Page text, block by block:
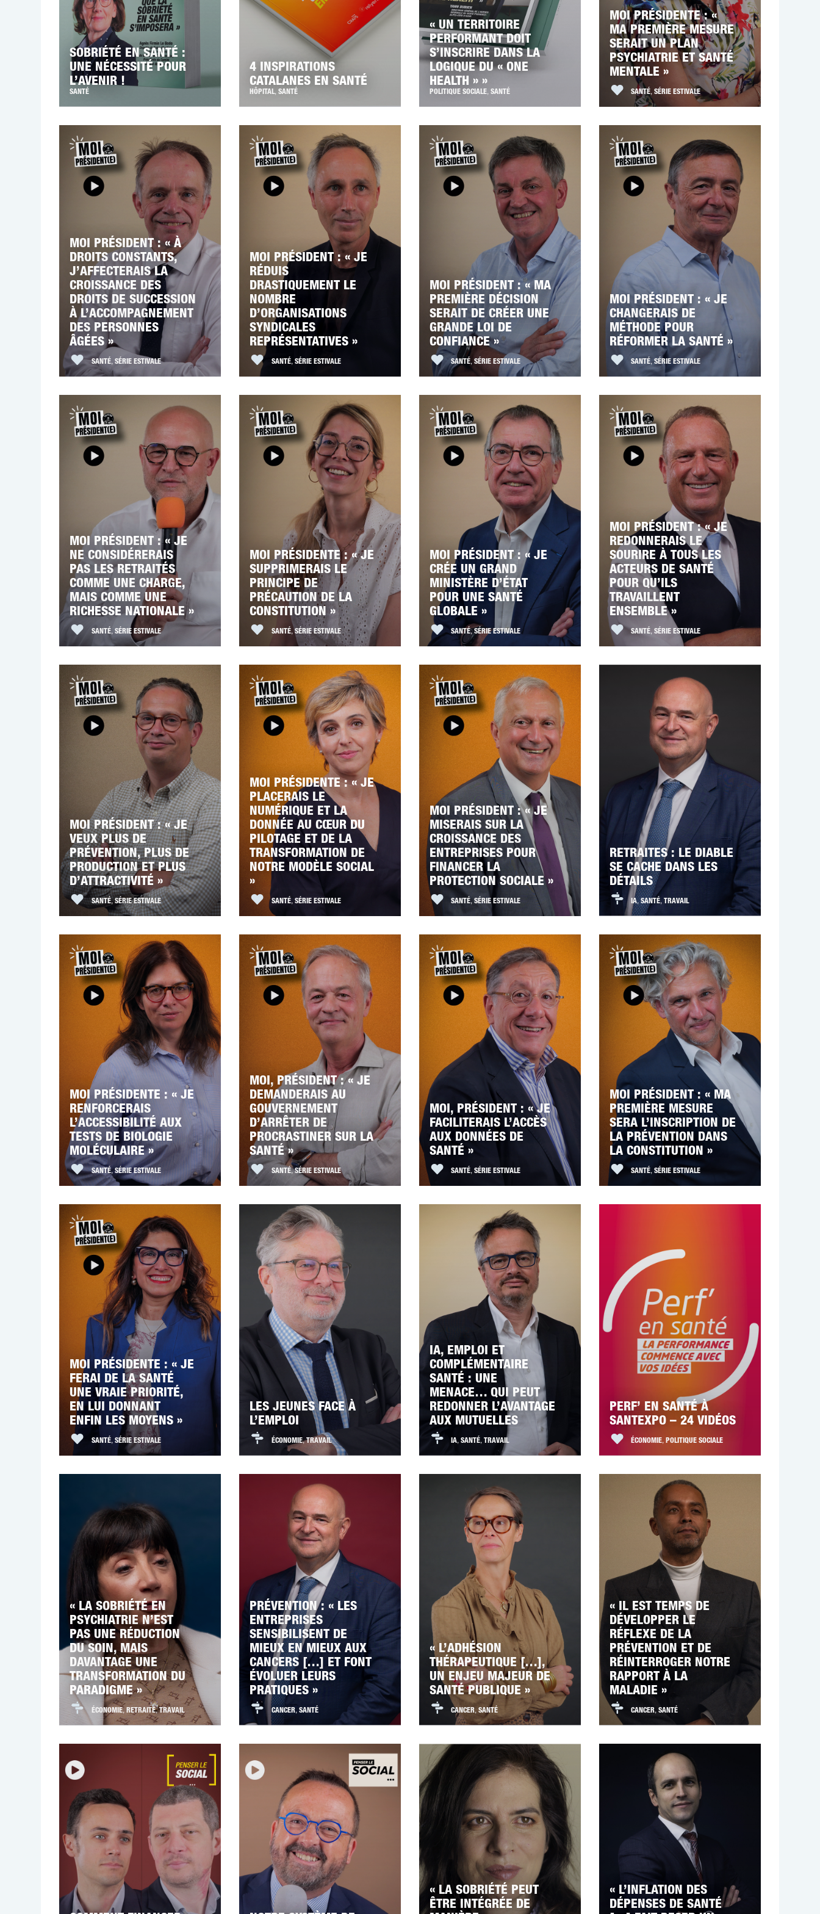
SOBRIÉTÉ EN SANTÉ :
UNE NÉCESSITÉ POUR
L’AVENIR !
SANTÉ
4 INSPIRATIONS
CATALANES EN SANTÉ
HÔPITAL,SANTÉ
« UN TERRITOIRE
PERFORMANT DOIT
S’INSCRIRE DANS LA
LOGIQUE DU « ONE
HEALTH » »
POLITIQUE SOCIALE, SANTÉ
MOI PRÉSIDENTE : «
MA PREMIÈRE MESURE
SERAIT UN PLAN
PSYCHIATRIE ET SANTÉ
MENTALE »
SANTÉ,SÉRIE ESTIVALE
MOI PRÉSIDENT : « À
DROITS CONSTANTS,
J’AFFECTERAIS LA
CROISSANCE DES
DROITS DE SUCCESSION
À L’ACCOMPAGNEMENT
DES PERSONNES
ÂGÉES »
SANTÉ, SÉRIE ESTIVALE
MOI PRÉSIDENT : « JE
RÉDUIS
DRASTIQUEMENT LE
NOMBRE
D’ORGANISATIONS
SYNDICALES
REPRÉSENTATIVES »
SANTÉ, SÉRIE ESTIVALE
MOI PRÉSIDENT : « MA
PREMIÈRE DÉCISION
SERAIT DE CRÉER UNE
GRANDE LOI DE
CONFIANCE »
SANTÉ,SÉRIE ESTIVALE
MOI PRÉSIDENT : « JE
CHANGERAIS DE
MÉTHODE POUR
RÉFORMER LA SANTÉ »
SANTÉ,SÉRIE ESTIVALE
MOI PRÉSIDENT : « JE
NE CONSIDÉRERAIS
PAS LES RETRAITÉS
COMME UNE CHARGE,
MAIS COMME UNE
RICHESSE NATIONALE »
SANTÉ, SÉRIE ESTIVALE
MOI PRÉSIDENTE : « JE
SUPPRIMERAIS LE
PRINCIPE DE
PRÉCAUTION DE LA
CONSTITUTION »
SANTÉ,SÉRIE ESTIVALE
MOI PRÉSIDENT : « JE
CRÉE UN GRAND
MINISTÈRE D’ÉTAT
POUR UNE SANTÉ
GLOBALE »
SANTÉ,SÉRIE ESTIVALE
MOI PRÉSIDENT : « JE
REDONNERAIS LE
SOURIRE À TOUS LES
ACTEURS DE SANTÉ
POUR QU’ILS
TRAVAILLENT
ENSEMBLE »
SANTÉ,SÉRIE ESTIVALE
MOI PRÉSIDENT : « JE
VEUX PLUS DE
PRÉVENTION, PLUS DE
PRODUCTION ET PLUS
D’ATTRACTIVITÉ »
SANTÉ,SÉRIE ESTIVALE
MOI PRÉSIDENTE : « JE
PLACERAIS LE
NUMÉRIQUE ET LA
DONNÉE AU CŒUR DU
PILOTAGE ET DE LA
TRANSFORMATION DE
NOTRE MODÈLE SOCIAL
»
SANTÉ, SÉRIE ESTIVALE
MOI PRÉSIDENT : « JE
MISERAIS SUR LA
CROISSANCE DES
ENTREPRISES POUR
FINANCER LA
PROTECTION SOCIALE »
SANTÉ,SÉRIE ESTIVALE
RETRAITES : LE DIABLE
SE CACHE DANS LES
DÉTAILS
IA,SANTÉ, TRAVAIL
MOI PRÉSIDENTE : « JE
RENFORCERAIS
L’ACCESSIBILITÉ AUX
TESTS DE BIOLOGIE
MOLÉCULAIRE »
SANTÉ, SÉRIE ESTIVALE
MOI, PRÉSIDENT : « JE
DEMANDERAIS AU
GOUVERNEMENT
D’ARRÊTER DE
PROCRASTINER SUR LA
SANTÉ »
SANTÉ,SÉRIE ESTIVALE
MOI, PRÉSIDENT : « JE
FACILITERAIS L’ACCÈS
AUX DONNÉES DE
SANTÉ »
SANTÉ,SÉRIE ESTIVALE
MOI PRÉSIDENT : « MA
PREMIÈRE MESURE
SERA L’INSCRIPTION DE
LA PRÉVENTION DANS
LA CONSTITUTION »
SANTÉ,SÉRIE ESTIVALE
MOI PRÉSIDENTE : « JE
FERAI DE LA SANTÉ
UNE VRAIE PRIORITÉ,
EN LUI DONNANT
ENFIN LES MOYENS »
SANTÉ, SÉRIE ESTIVALE
LES JEUNES FACE À
L’EMPLOI
ÉCONOMIE,TRAVAIL
IA, EMPLOI ET
COMPLÉMENTAIRE
SANTÉ : UNE
MENACE… QUI PEUT
REDONNER L’AVANTAGE
AUX MUTUELLES
IA,SANTÉ, TRAVAIL
PERF’ EN SANTÉ À
SANTEXPO – 24 VIDÉOS
ÉCONOMIE, POLITIQUE SOCIALE
« LA SOBRIÉTÉ EN
PSYCHIATRIE N’EST
PAS UNE RÉDUCTION
DU SOIN, MAIS
DAVANTAGE UNE
TRANSFORMATION DU
PARADIGME »
ÉCONOMIE, RETRAITE,TRAVAIL
PRÉVENTION : « LES
ENTREPRISES
SENSIBILISENT DE
MIEUX EN MIEUX AUX
CANCERS […] ET FONT
ÉVOLUER LEURS
PRATIQUES »
CANCER, SANTÉ
« L’ADHÉSION
THÉRAPEUTIQUE […],
UN ENJEU MAJEUR DE
SANTÉ PUBLIQUE »
CANCER,SANTÉ
« IL EST TEMPS DE
DÉVELOPPER LE
RÉFLEXE DE LA
PRÉVENTION ET DE
RÉINTERROGER NOTRE
RAPPORT À LA
MALADIE »
CANCER,SANTÉ
« LA SOBRIÉTÉ PEUT
ÊTRE INTÉGRÉE DE
« L’INFLATION DES
DÉPENSES DE SANTÉ